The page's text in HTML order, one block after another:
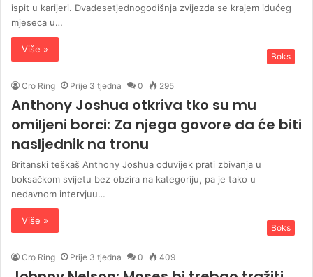
ispit u karijeri. Dvadesetjednogodišnja zvijezda se krajem idućeg
mjeseca u…
Više »
Boks
Cro Ring Prije 3 tjedna 0 295
Anthony Joshua otkriva tko su mu
omiljeni borci: Za njega govore da će biti
nasljednik na tronu
Britanski teškaš Anthony Joshua oduvijek prati zbivanja u
boksačkom svijetu bez obzira na kategoriju, pa je tako u
nedavnom intervjuu…
Više »
Boks
Cro Ring Prije 3 tjedna 0 409